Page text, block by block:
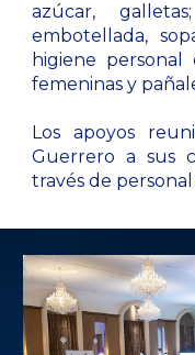
azúcar,
embotellada,
higiene personal
femeninas y
Los apoyos
Guerrero a sus
través de